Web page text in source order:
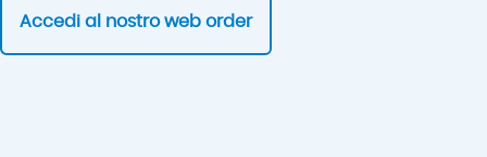
Accedi al nostro web order